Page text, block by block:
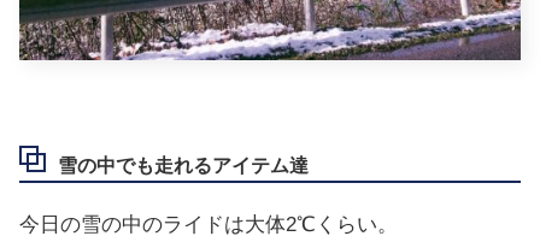
雪の中でも走れるアイテム達
今日の雪の中のライドは大体2℃くらい。